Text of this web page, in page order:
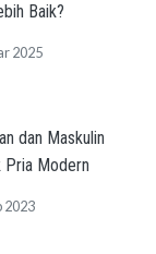
Baik?
2025
dan Maskulin
Pria Modern
2023